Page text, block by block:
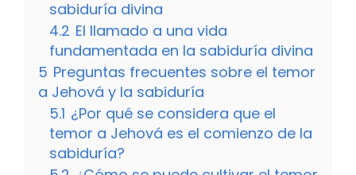
sabiduría divina
4.2 El llamado a una vida
fundamentada en la sabiduría divina
5 Preguntas frecuentes sobre el temor
a Jehová y la sabiduría
5.1 ¿Por qué se considera que el
temor a Jehová es el comienzo de la
sabiduría?